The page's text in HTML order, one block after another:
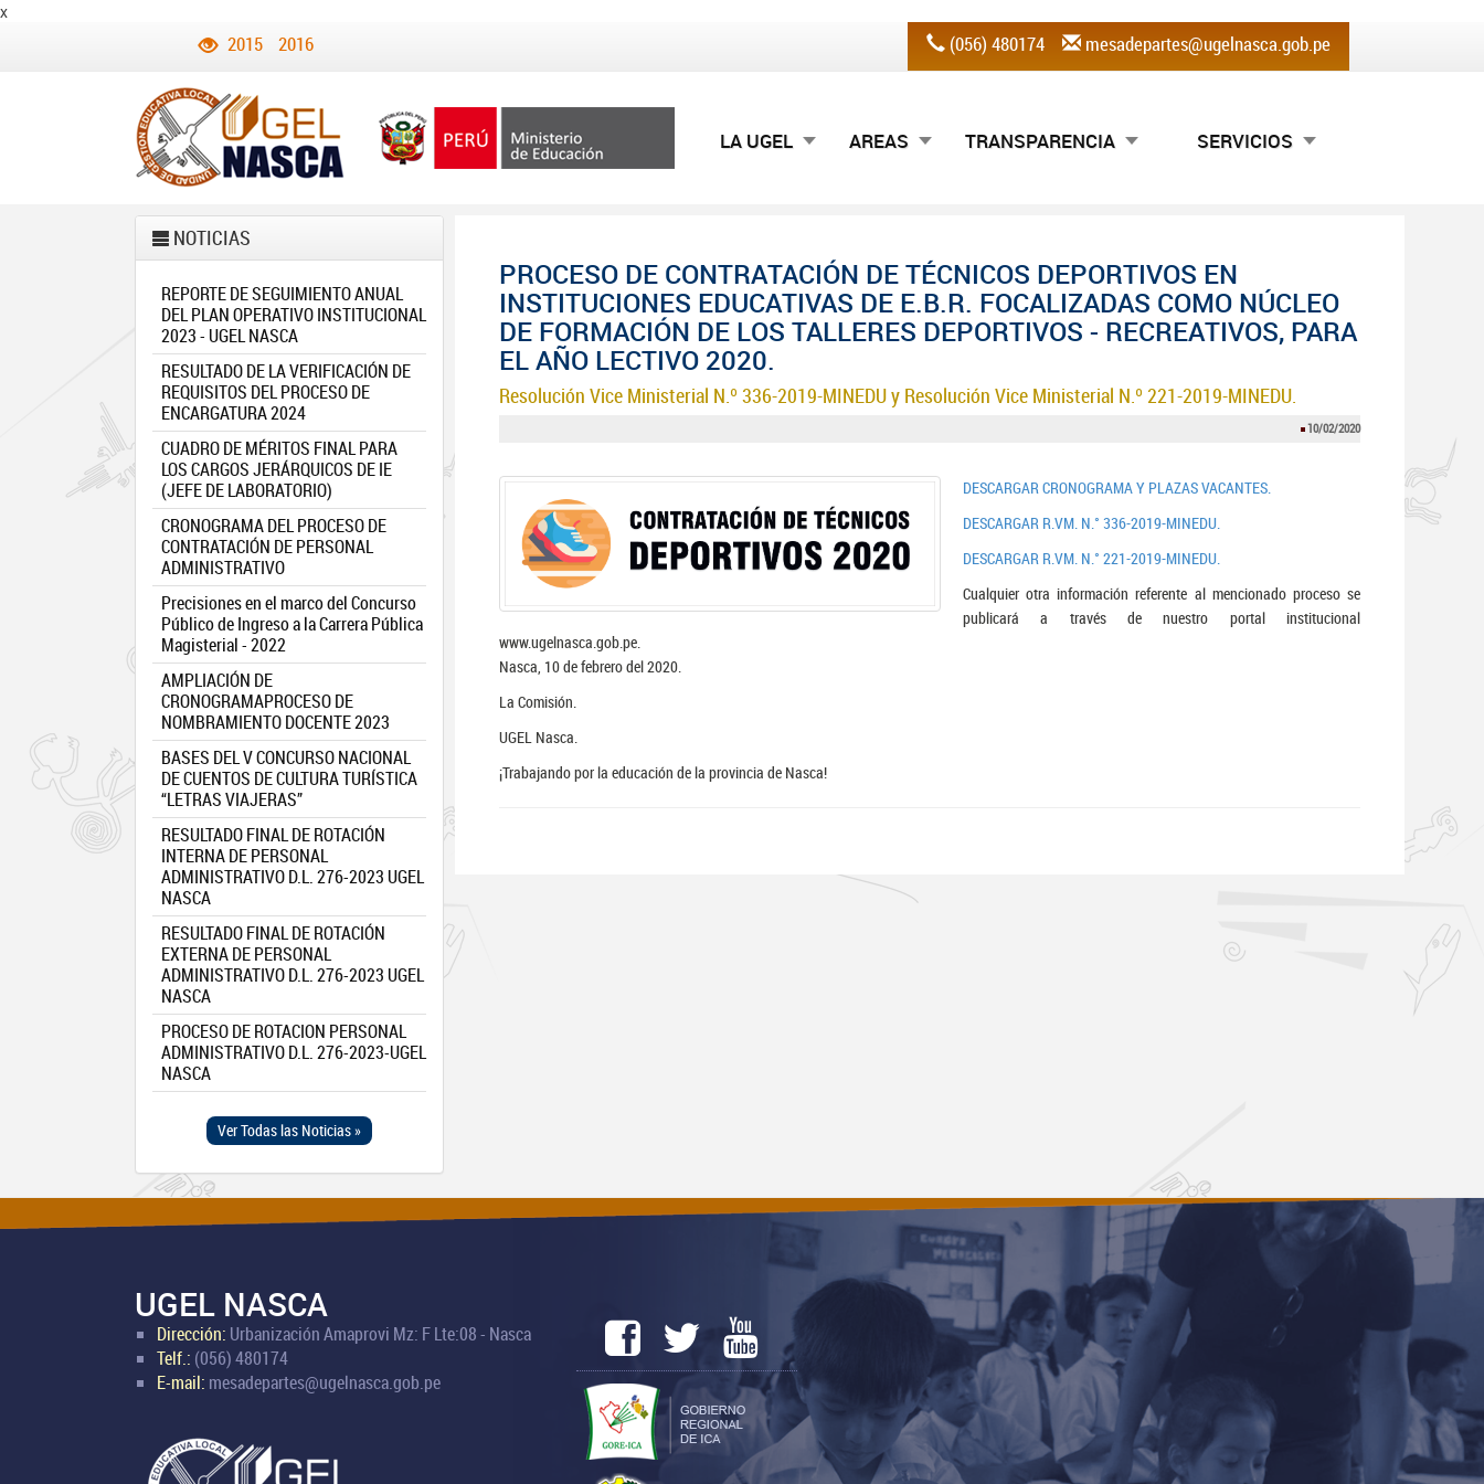
x
2015 2016 (056) 480174 mesadepartes@ugelnasca.gob.pe
LA UGEL AREAS TRANSPARENCIA SERVICIOS
NOTICIAS
REPORTE DE SEGUIMIENTO ANUAL
DEL PLAN OPERATIVO INSTITUCIONAL
2023 - UGEL NASCA
RESULTADO DE LA VERIFICACIÓN DE
REQUISITOS DEL PROCESO DE
ENCARGATURA 2024
CUADRO DE MÉRITOS FINAL PARA
LOS CARGOS JERÁRQUICOS DE IE
(JEFE DE LABORATORIO)
CRONOGRAMA DEL PROCESO DE
CONTRATACIÓN DE PERSONAL
ADMINISTRATIVO
Precisiones en el marco del Concurso
Público de Ingreso a la Carrera Pública
Magisterial - 2022
AMPLIACIÓN DE
CRONOGRAMAPROCESO DE
NOMBRAMIENTO DOCENTE 2023
BASES DEL V CONCURSO NACIONAL
DE CUENTOS DE CULTURA TURÍSTICA
“LETRAS VIAJERAS”
RESULTADO FINAL DE ROTACIÓN
INTERNA DE PERSONAL
ADMINISTRATIVO D.L. 276-2023 UGEL
NASCA
RESULTADO FINAL DE ROTACIÓN
EXTERNA DE PERSONAL
ADMINISTRATIVO D.L. 276-2023 UGEL
NASCA
PROCESO DE ROTACION PERSONAL
ADMINISTRATIVO D.L. 276-2023-UGEL
NASCA
Ver Todas las Noticias »
PROCESO DE CONTRATACIÓN DE TÉCNICOS DEPORTIVOS EN
INSTITUCIONES EDUCATIVAS DE E.B.R. FOCALIZADAS COMO NÚCLEO
DE FORMACIÓN DE LOS TALLERES DEPORTIVOS - RECREATIVOS, PARA
EL AÑO LECTIVO 2020.
Resolución Vice Ministerial N.º 336-2019-MINEDU y Resolución Vice Ministerial N.º 221-2019-MINEDU.
10/02/2020
DESCARGAR CRONOGRAMA Y PLAZAS VACANTES.
DESCARGAR R.VM. N.° 336-2019-MINEDU.
DESCARGAR R.VM. N.° 221-2019-MINEDU.
Cualquier otra información referente al mencionado proceso se
publicará a través de nuestro portal institucional
www.ugelnasca.gob.pe.
Nasca, 10 de febrero del 2020.
La Comisión.
UGEL Nasca.
¡Trabajando por la educación de la provincia de Nasca!
UGEL NASCA
Dirección: Urbanización Amaprovi Mz: F Lte:08 - Nasca
Telf.: (056) 480174
E-mail: mesadepartes@ugelnasca.gob.pe